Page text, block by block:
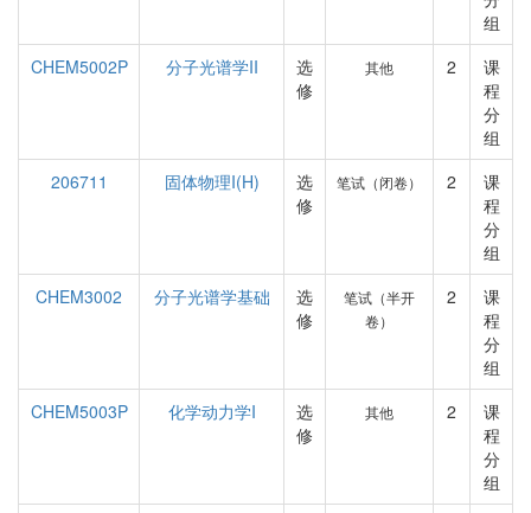
组
CHEM5002P
分子光谱学II
选
修
其他 2
课
程
分
组
206711
固体物理I(H)
选
修
笔试（闭卷） 2
课
程
分
组
CHEM3002
分子光谱学基础
选
修
笔试（半开
卷）
2
课
程
分
组
CHEM5003P
化学动力学I
选
修
其他 2
课
程
分
组